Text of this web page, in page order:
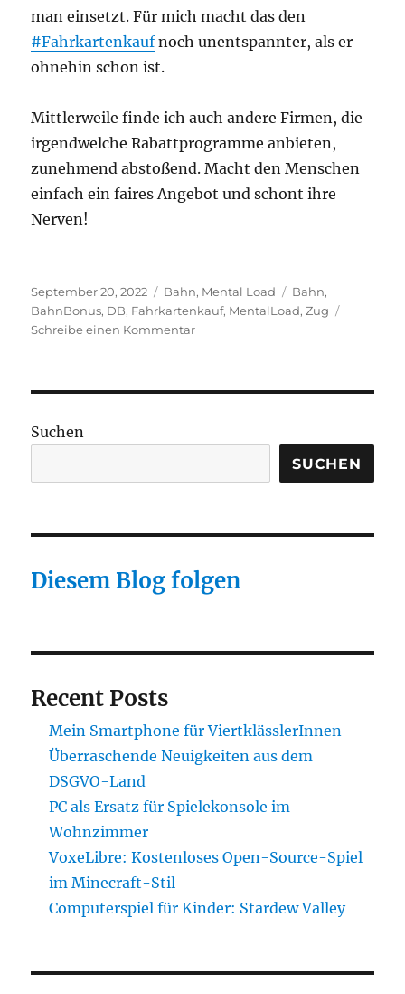
man einsetzt. Für mich macht das den
#Fahrkartenkaufnoch unentspannter, als er
ohnehin schon ist.
Mittlerweile finde ich auch andere Firmen, die
irgendwelche Rabattprogramme anbieten,
zunehmend abstoßend. Macht den Menschen
einfach ein faires Angebot und schont ihre
Nerven!
Veröffentlicht
am
September 20, 2022 Kategorien
Bahn, Mental Load Schlagwörter
Bahn,
BahnBonus, DB, Fahrkartenkauf, MentalLoad,Zug
Schreibe einen Kommentarzu
Suchen
SUCHEN
Diesem Blog folgen
Recent Posts
Mein Smartphone für ViertklässlerInnen
Überraschende Neuigkeiten aus dem
DSGVO-Land
PC als Ersatz für Spielekonsole im
Wohnzimmer
VoxeLibre: Kostenloses Open-Source-Spiel
im Minecraft-Stil
Computerspiel für Kinder: Stardew Valley